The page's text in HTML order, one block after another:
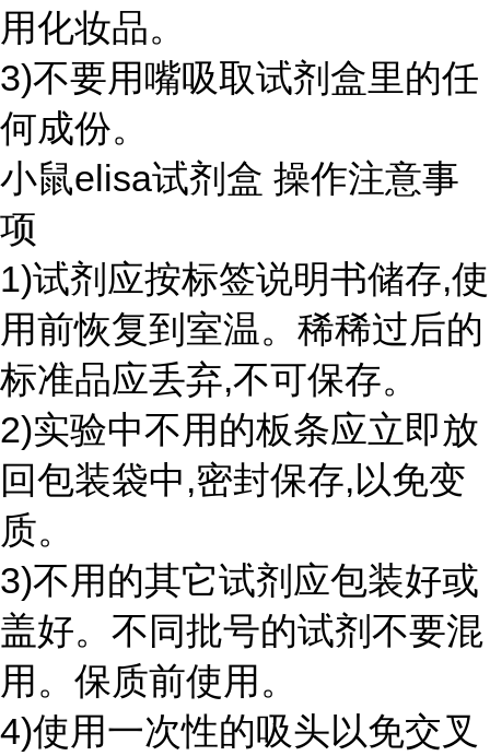
用化妆品。
3)不要用嘴吸取试剂盒里的任
何成份。
小鼠elisa试剂盒 操作注意事
项
1)试剂应按标签说明书储存,使
用前恢复到室温。稀稀过后的
标准品应丢弃,不可保存。
2)实验中不用的板条应立即放
回包装袋中,密封保存,以免变
质。
3)不用的其它试剂应包装好或
盖好。不同批号的试剂不要混
用。保质前使用。
4)使用一次性的吸头以免交叉